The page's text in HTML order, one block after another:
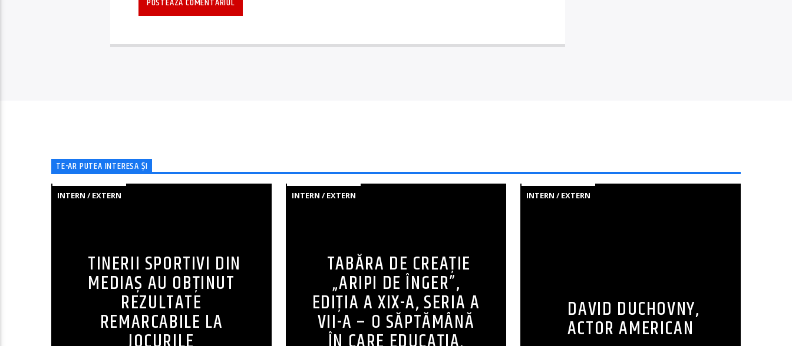
TE-AR PUTEA INTERESA ȘI
INTERN / EXTERN
TINERII SPORTIVI DIN
MEDIAȘ AU OBȚINUT
REZULTATE
REMARCABILE LA
INTERN / EXTERN
TABĂRA DE CREAȚIE
„ARIPI DE ÎNGER”,
EDIȚIA A XIX-A, SERIA A
VII-A – O SĂPTĂMÂNĂ
INTERN / EXTERN
DAVID DUCHOVNY,
ACTOR AMERICAN